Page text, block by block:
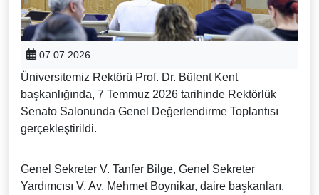
07.07.2026
Üniversitemiz Rektörü Prof. Dr. Bülent Kent
başkanlığında, 7 Temmuz 2026 tarihinde Rektörlük
Senato Salonunda Genel Değerlendirme Toplantısı
gerçekleştirildi.
Genel Sekreter V. Tanfer Bilge, Genel Sekreter
Yardımcısı V. Av. Mehmet Boynikar, daire başkanları,